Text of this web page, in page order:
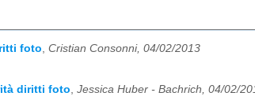
foto, Cristian Consonni, 04/02/2013
diritti foto Jessica Huber - Bachrich, 04/02/